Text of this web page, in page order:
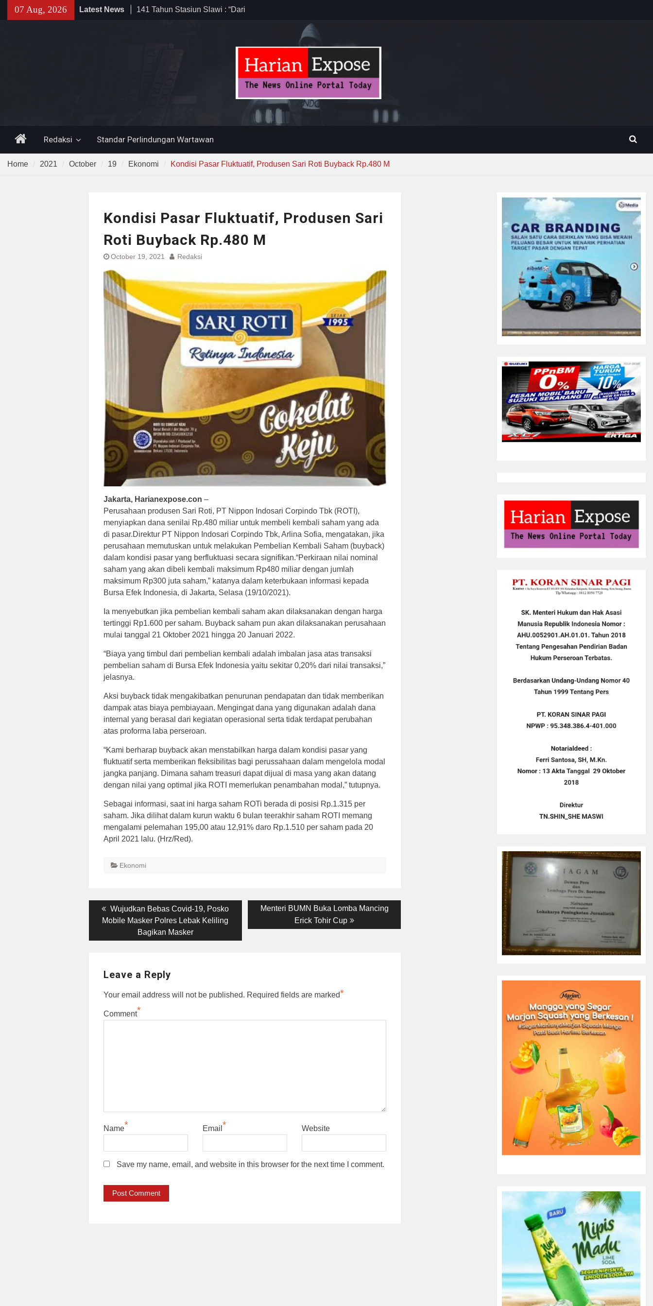
07 Aug, 2026 Latest News
Pemkot Cilegon Dorong Efisiensi
Filosofi Memukul Bedug Sebelum
HomeRedaksi Standar Perlindungan Wartawan
Home 2021 October 19 Ekonomi Kondisi Pasar Fluktuatif, Produsen Sari Roti Buyback Rp.480 M
Kondisi Pasar Fluktuatif, Produsen Sari
Roti Buyback Rp.480 M
October 19, 2021 Redaksi
Jakarta, Harianexpose.con –
Perusahaan produsen Sari Roti, PT Nippon Indosari Corpindo Tbk (ROTI),
menyiapkan dana senilai Rp.480 miliar untuk membeli kembali saham yang ada
di pasar.Direktur PT Nippon Indosari Corpindo Tbk, Arlina Sofia, mengatakan, jika
perusahaan memutuskan untuk melakukan Pembelian Kembali Saham (buyback)
dalam kondisi pasar yang berfluktuasi secara signifikan.“Perkiraan nilai nominal
saham yang akan dibeli kembali maksimum Rp480 miliar dengan jumlah
maksimum Rp300 juta saham,” katanya dalam keterbukaan informasi kepada
Bursa Efek Indonesia, di Jakarta, Selasa (19/10/2021).
Ia menyebutkan jika pembelian kembali saham akan dilaksanakan dengan harga
tertinggi Rp1.600 per saham. Buyback saham pun akan dilaksanakan perusahaan
mulai tanggal 21 Oktober 2021 hingga 20 Januari 2022.
“Biaya yang timbul dari pembelian kembali adalah imbalan jasa atas transaksi
pembelian saham di Bursa Efek Indonesia yaitu sekitar 0,20% dari nilai transaksi,”
jelasnya.
Aksi buyback tidak mengakibatkan penurunan pendapatan dan tidak memberikan
dampak atas biaya pembiayaan. Mengingat dana yang digunakan adalah dana
internal yang berasal dari kegiatan operasional serta tidak terdapat perubahan
atas proforma laba perseroan.
“Kami berharap buyback akan menstabilkan harga dalam kondisi pasar yang
fluktuatif serta memberikan fleksibilitas bagi perussahaan dalam mengelola modal
jangka panjang. Dimana saham treasuri dapat dijual di masa yang akan datang
dengan nilai yang optimal jika ROTI memerlukan penambahan modal,” tutupnya.
Sebagai informasi, saat ini harga saham ROTi berada di posisi Rp.1.315 per
saham. Jika dilihat dalam kurun waktu 6 bulan teerakhir saham ROTI memang
mengalami pelemahan 195,00 atau 12,91% daro Rp.1.510 per saham pada 20
April 2021 lalu. (Hrz/Red).
Ekonomi
Post
navigation
Previous
post:
Wujudkan Bebas Covid-19, Posko
Mobile Masker Polres Lebak Keliling
Bagikan Masker
Next
Menteri BUMN Buka Lomba Mancing
Erick Tohir Cup
Leave a Reply
Your email address will not be published. Required fields are marked*
Comment*
Name* Email * Website
Save my name, email, and website in this browser for the next time I comment.